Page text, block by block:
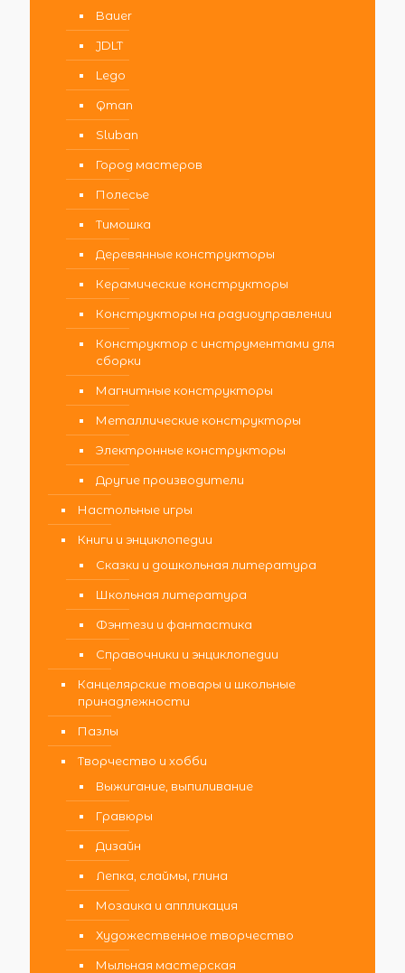
Bauer
JDLT
Lego
Qman
Sluban
Город мастеров
Полесье
Тимошка
Деревянные конструкторы
Керамические конструкторы
Конструкторы на радиоуправлении
Конструктор с инструментами для
сборки
Магнитные конструкторы
Металлические конструкторы
Электронные конструкторы
Другие производители
Настольные игры
Книги и энциклопедии
Сказки и дошкольная литература
Школьная литература
Фэнтези и фантастика
Справочники и энциклопедии
Канцелярские товары и школьные
принадлежности
Пазлы
Творчество и хобби
Выжигание, выпиливание
Гравюры
Дизайн
Лепка, слаймы, глина
Мозаика и аппликация
Художественное творчество
Мыльная мастерская